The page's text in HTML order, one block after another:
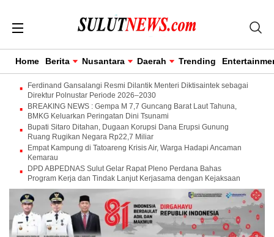
Home Berita Nusantara Daerah Trending
Ferdinand Gansalangi Resmi Dilantik Menteri Diktisaintek sebagai
Direktur Polnustar Periode 2026–2030
BREAKING NEWS : Gempa M 7,7 Guncang Barat Laut Tahuna,
BMKG Keluarkan Peringatan Dini Tsunami
Bupati Sitaro Ditahan, Dugaan Korupsi Dana Erupsi Gunung
Ruang Rugikan Negara Rp22,7 Miliar
Empat Kampung di Tatoareng Krisis Air, Warga Hadapi Ancaman
Kemarau
DPD ABPEDNAS Sulut Gelar Rapat Pleno Perdana Bahas
Program Kerja dan Tindak Lanjut Kerjasama dengan Kejaksaan